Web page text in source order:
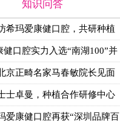
知识问答
希玛爱康健口腔，共研种植
口腔实力入选“南湖100”并
京正畸名家马春敏院长见面
士卓曼，种植合作研修中心
爱康健口腔再获“深圳品牌百